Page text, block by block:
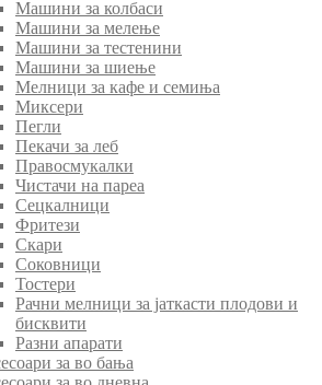
Машини за колбаси
Машини за мелење
Машини за тестенини
Машини за шиење
Мелници за кафе и семиња
Миксери
Пегли
Пекачи за леб
Правосмукалки
Чистачи на пареа
Сецкалници
Фритези
Скари
Соковници
Тостери
Рачни мелници за јаткасти плодови и
бисквити
Разни апарати
за во бања